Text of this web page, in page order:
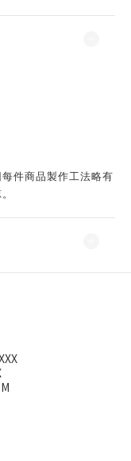
每件商品製作工法略有